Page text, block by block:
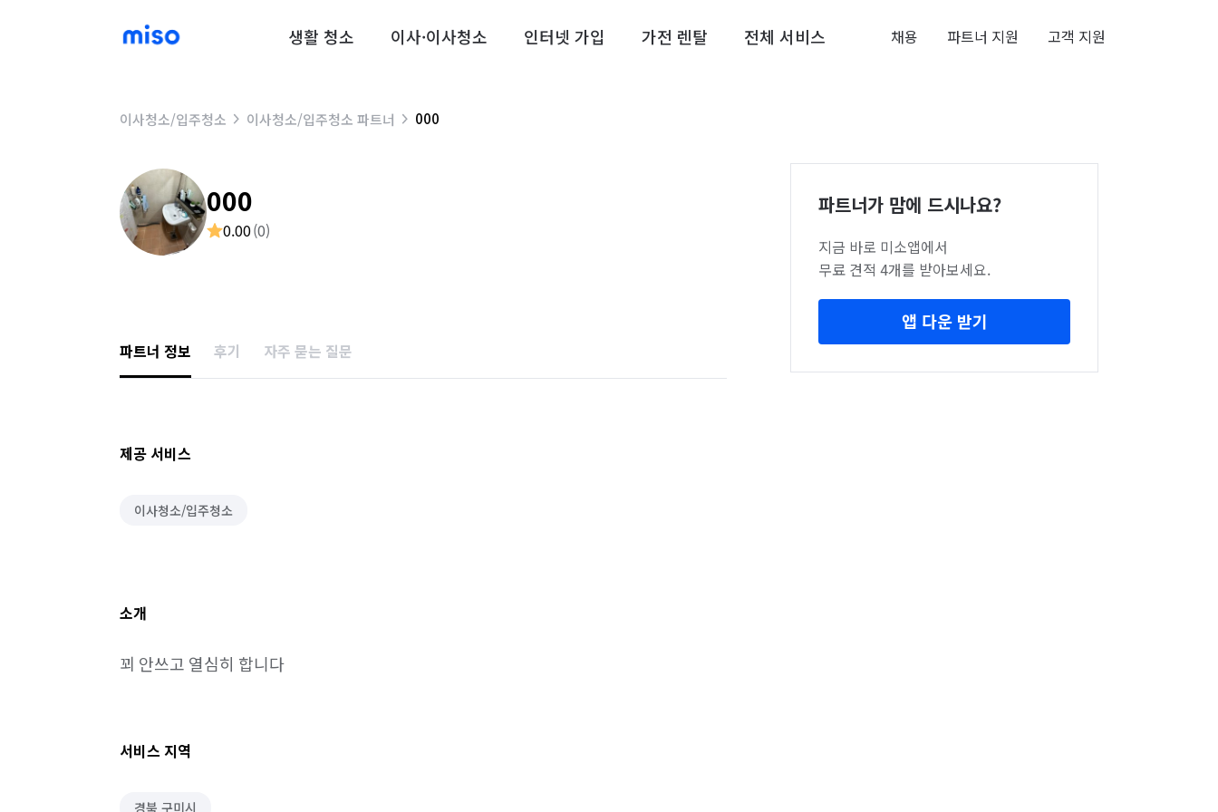
생활 청소 이사·이사청소 인터넷 가입 가전 렌탈 전체 서비스 채용 파트너 지원 고객 지원
이사청소/입주청소 이사청소/입주청소 파트너 000
000
0.00(0)
파트너 정보 후기 자주 묻는 질문
제공 서비스
이사청소/입주청소
소개
꾀 안쓰고 열심히 합니다
서비스 지역
경북 구미시
파트너가 맘에 드시나요?
지금 바로 미소앱에서
무료 견적 4개를 받아보세요.
앱 다운 받기